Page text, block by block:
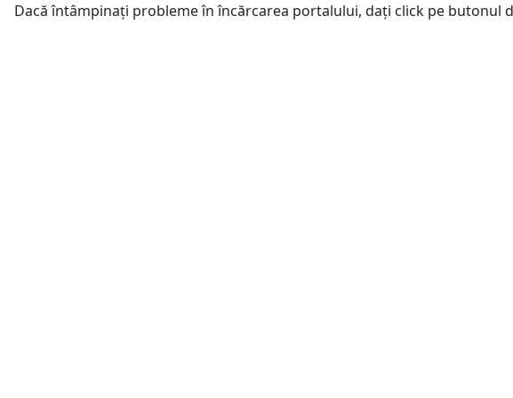
Dacă întâmpinați probleme în încărcarea portalului, dați click pe